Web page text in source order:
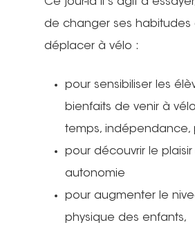
Ce jour-là il s’agit
de changer ses habitudes
déplacer à vélo :
pour sensibiliser les
bienfaits de venir à
temps, indépendance,
pour découvrir le
autonomie
pour augmenter le
physique des enfants,
5